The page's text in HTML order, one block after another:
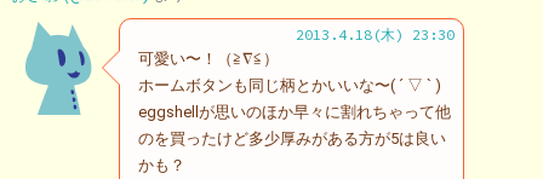
2013.4.18(木) 23:30
可愛い〜！（≧∇≦）
ホームボタンも同じ柄とかいいな〜( ´ ▽ ` )
eggshellが思いのほか早々に割れちゃって他
のを買ったけど多少厚みがある方が5は良い
かも？